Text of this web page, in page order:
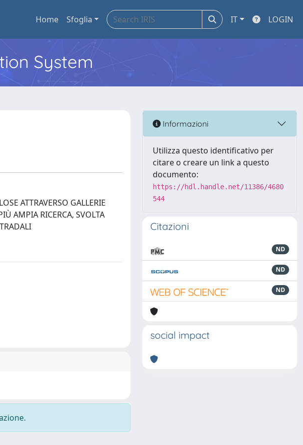
Home Sfoglia IT LOGIN
System
ATTRAVERSO GALLERIE
AMPIA RICERCA, SVOLTA
Informazioni
Utilizza questo identificativo per
citare o creare un link a questo
documento:
https://hdl.handle.net/11386/4680
544
Citazioni
ND
ND
ND
social impact